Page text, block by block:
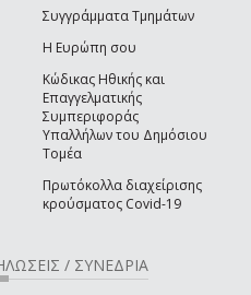
Συγγράμματα Τμημάτων
Η Ευρώπη σου
Κώδικας Ηθικής και
Επαγγελματικής
Συμπεριφοράς
Υπαλλήλων του Δημόσιου
Τομέα
Πρωτόκολλα διαχείρισης
κρούσματος Covid-19
/ ΣΥΝΕΔΡΙΑ